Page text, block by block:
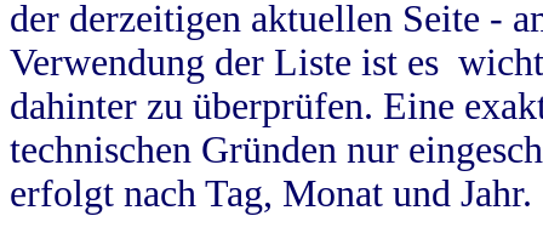
der derzeitigen aktuellen Seite -
Verwendung der Liste ist es
dahinter zu überprüfen. Eine
technischen Gründen nur
erfolgt nach Tag, Monat und Jahr.